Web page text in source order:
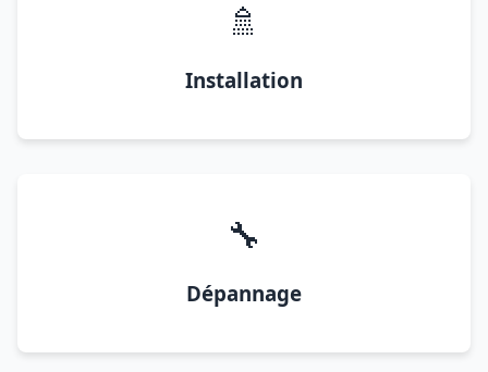
🚿
Installation
🔧
Dépannage